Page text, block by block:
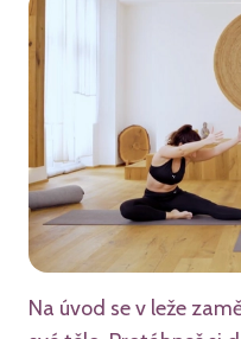
Na úvod se v leže